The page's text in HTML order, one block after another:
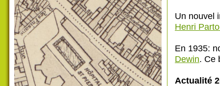
Un nouvel
Henri
En 1935:
Dewin. Ce
Actualité